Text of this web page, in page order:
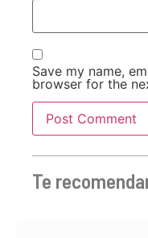
Save my name,
browser for the
Te